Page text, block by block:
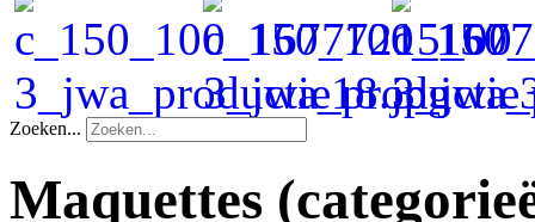
Zoeken...
Maquettes